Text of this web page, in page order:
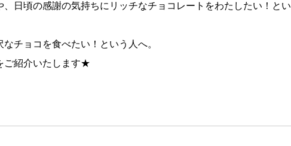
日頃の感謝の気持ちにリッチなチョコレートをわたしたい！とい
チョコを食べたい！という人へ。
ご紹介いたします★